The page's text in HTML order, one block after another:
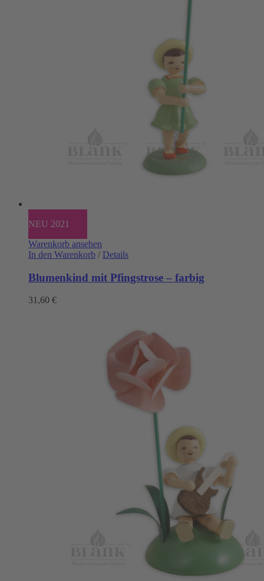
NEU 2021
Warenkorb ansehen
In den Warenkorb / Details
Blumenkind mit Pfingstrose – farbig
31,60 €